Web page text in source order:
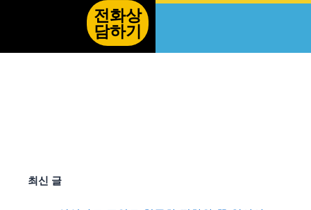
전화상
담하기
최신 글